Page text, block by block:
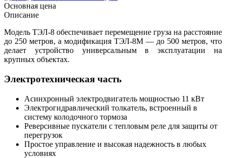
Основная цена
Описание
Модель ТЭЛ-8 обеспечивает перемещение груза на расстояние
до 250 метров, а модификация ТЭЛ-8М — до 500 метров, что
делает устройство универсальным в эксплуатации на
крупных объектах.
Электротехническая часть
Асинхронный электродвигатель мощностью 11 кВт
Электрогидравлический толкатель, встроенный в
систему колодочного тормоза
Реверсивные пускатели с тепловым реле для защиты от
перегрузок
Простое управление и высокая надежность в любых
условиях